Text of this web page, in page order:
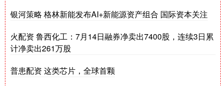
银河策略 格林新能发布AI+新能源资产组合 国际资本关注
火配资 鲁西化工：7月14日融券净卖出7400股，连续3日累
计净卖出261万股
普患配资 这类芯片，全球首颗